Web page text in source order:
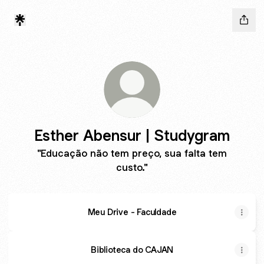
Esther Abensur | Studygram
"Educação não tem preço, sua falta tem
custo."
Meu Drive - Faculdade
Biblioteca do CAJAN